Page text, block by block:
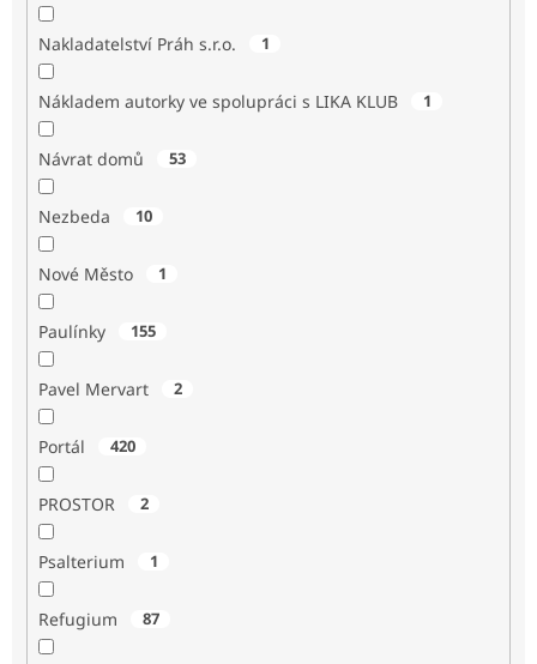
Nakladatelství Práh s.r.o. 1
Nákladem autorky ve spolupráci s LIKA KLUB 1
Návrat domů 53
Nezbeda 10
Nové Město 1
Paulínky 155
Pavel Mervart 2
Portál 420
PROSTOR 2
Psalterium 1
Refugium 87